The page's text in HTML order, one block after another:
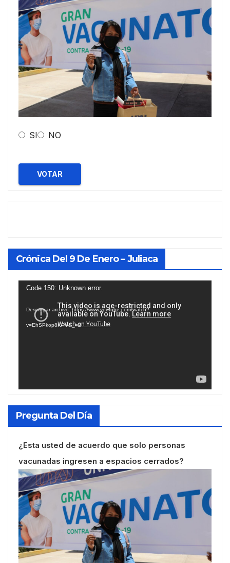
SI NO
VOTAR
Crónica Del 9 De Enero – Juliaca
Reproductor
vídeo
Code 150: Unknown error.
Descargar archivo: https://www.youtube.com/watch?
v=EhSPkop8KPY&_=2
Pregunta Del Día
¿Esta usted de acuerdo que solo personas
vacunadas ingresen a espacios cerrados?